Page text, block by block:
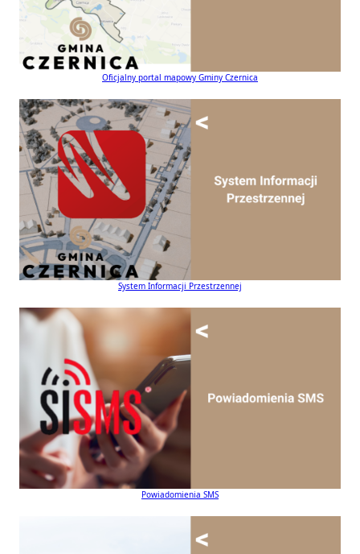
Oficjalny portal mapowy Gminy Czernica
System Informacji Przestrzennej
Powiadomienia SMS